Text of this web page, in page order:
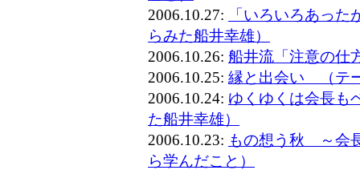
2006.10.27:
「いろいろあっ
らみた船井幸雄）
2006.10.26: 船井流「注意の仕
2006.10.25: 縁と出会い （テ
2006.10.24: ゆくゆくは会長
た船井幸雄）
2006.10.23: もの想う秋 ～会
ら学んだこと）